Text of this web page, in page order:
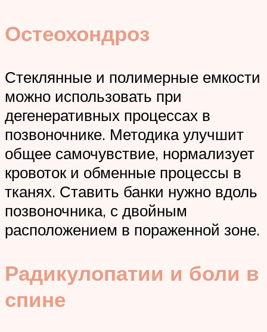
Остеохондроз
Стеклянные и полимерные емкости
можно использовать при
дегенеративных процессах в
позвоночнике. Методика улучшит
общее самочувствие, нормализует
кровоток и обменные процессы в
тканях. Ставить банки нужно вдоль
позвоночника, с двойным
расположением в пораженной зоне.
Радикулопатии и боли в
спине